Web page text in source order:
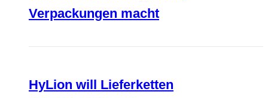
Verpackungen macht
HyLion will Lieferketten